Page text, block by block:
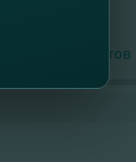
Бизнес